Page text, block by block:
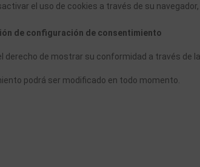
el uso de cookies a través de su
de configuración de consentimiento
derecho de mostrar su conformidad a través
podrá ser modificado en todo momento.